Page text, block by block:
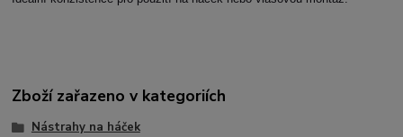
Zboží zařazeno v kategoriích
Nástrahy na háček